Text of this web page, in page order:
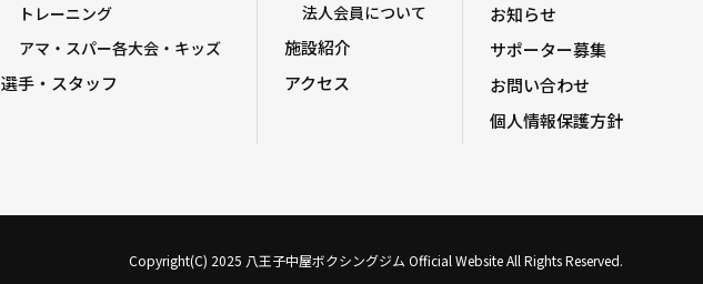
トレーニング
アマ・スパー各大会・キッズ
選手・スタッフ
法人会員について
施設紹介
アクセス
お知らせ
サポーター募集
お問い合わせ
個人情報保護方針
Copyright(C) 2025 八王子中屋ボクシングジム Official Website All Rights Reserved.